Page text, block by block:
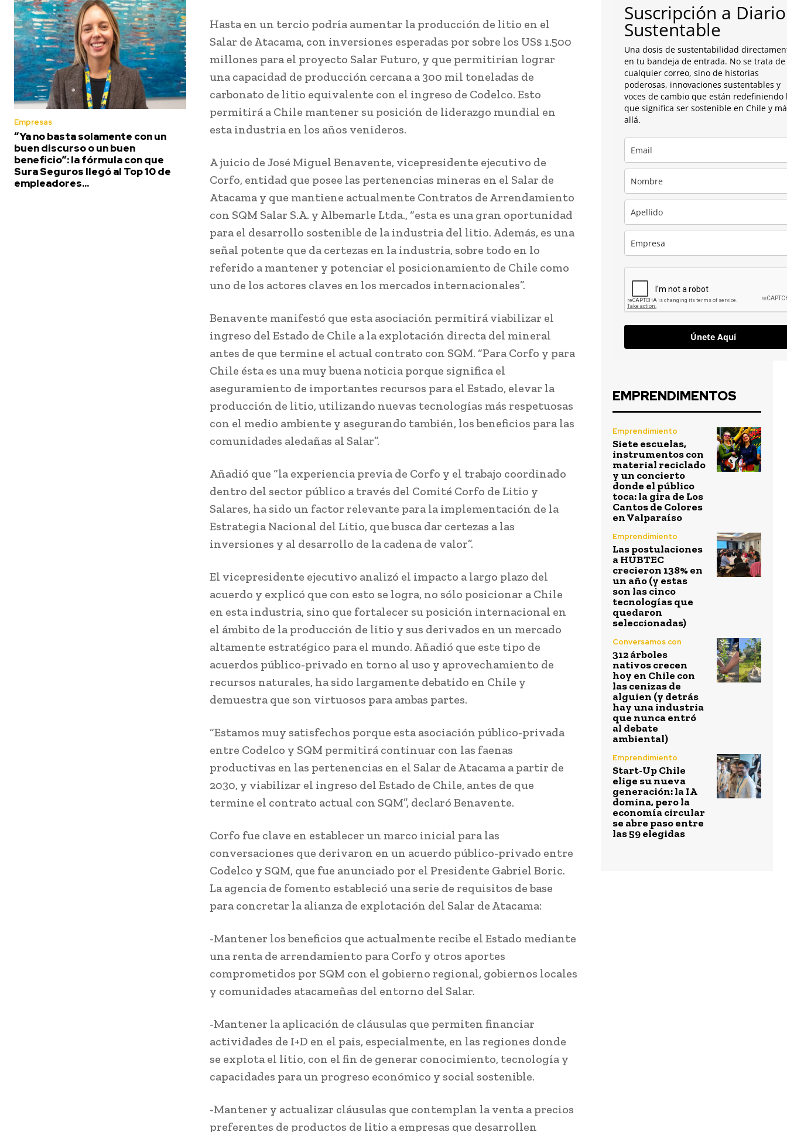
Empresas
“Ya no basta solamente con un
buen discurso o un buen
beneficio”: la fórmula con que
Sura Seguros llegó al Top 10 de
empleadores...
Hasta en un tercio podría aumentar la producción de litio en el
Salar de Atacama, con inversiones esperadas por sobre los US$ 1.500
millones para el proyecto Salar Futuro, y que permitirían lograr
una capacidad de producción cercana a 300 mil toneladas de
carbonato de litio equivalente con el ingreso de Codelco. Esto
permitirá a Chile mantener su posición de liderazgo mundial en
esta industria en los años venideros.
A juicio de José Miguel Benavente, vicepresidente ejecutivo de
Corfo, entidad que posee las pertenencias mineras en el Salar de
Atacama y que mantiene actualmente Contratos de Arrendamiento
con SQM Salar S.A. y Albemarle Ltda., “esta es una gran oportunidad
para el desarrollo sostenible de la industria del litio. Además, es una
señal potente que da certezas en la industria, sobre todo en lo
referido a mantener y potenciar el posicionamiento de Chile como
uno de los actores claves en los mercados internacionales”.
Benavente manifestó que esta asociación permitirá viabilizar el
ingreso del Estado de Chile a la explotación directa del mineral
antes de que termine el actual contrato con SQM. “Para Corfo y para
Chile ésta es una muy buena noticia porque significa el
aseguramiento de importantes recursos para el Estado, elevar la
producción de litio, utilizando nuevas tecnologías más respetuosas
con el medio ambiente y asegurando también, los beneficios para las
comunidades aledañas al Salar”.
Añadió que “la experiencia previa de Corfo y el trabajo coordinado
dentro del sector público a través del Comité Corfo de Litio y
Salares, ha sido un factor relevante para la implementación de la
Estrategia Nacional del Litio, que busca dar certezas a las
inversiones y al desarrollo de la cadena de valor”.
El vicepresidente ejecutivo analizó el impacto a largo plazo del
acuerdo y explicó que con esto se logra, no sólo posicionar a Chile
en esta industria, sino que fortalecer su posición internacional en
el ámbito de la producción de litio y sus derivados en un mercado
altamente estratégico para el mundo. Añadió que este tipo de
acuerdos público-privado en torno al uso y aprovechamiento de
recursos naturales, ha sido largamente debatido en Chile y
demuestra que son virtuosos para ambas partes.
“Estamos muy satisfechos porque esta asociación público-privada
entre Codelco y SQM permitirá continuar con las faenas
productivas en las pertenencias en el Salar de Atacama a partir de
2030, y viabilizar el ingreso del Estado de Chile, antes de que
termine el contrato actual con SQM”, declaró Benavente.
Corfo fue clave en establecer un marco inicial para las
conversaciones que derivaron en un acuerdo público-privado entre
Codelco y SQM, que fue anunciado por el Presidente Gabriel Boric.
La agencia de fomento estableció una serie de requisitos de base
para concretar la alianza de explotación del Salar de Atacama:
-Mantener los beneficios que actualmente recibe el Estado mediante
una renta de arrendamiento para Corfo y otros aportes
comprometidos por SQM con el gobierno regional, gobiernos locales
y comunidades atacameñas del entorno del Salar.
-Mantener la aplicación de cláusulas que permiten financiar
actividades de I+D en el país, especialmente, en las regiones donde
se explota el litio, con el fin de generar conocimiento, tecnología y
capacidades para un progreso económico y social sostenible.
-Mantener y actualizar cláusulas que contemplan la venta a precios
preferentes de productos de litio a empresas que desarrollen
Suscripción a Diario
Sustentable
Una dosis de sustentabilidad
en tu bandeja de entrada. No se trata de
cualquier correo, sino de historias
poderosas, innovaciones sustentables y
voces de cambio que están redefiniendo
que significa ser sostenible en Chile y
allá.
Únete Aquí
EMPRENDIMENTOS
Emprendimiento
Siete escuelas,
instrumentos con
material reciclado
y un concierto
donde el público
toca: la gira de Los
Cantos de Colores
en Valparaíso
Emprendimiento
Las postulaciones
a HUBTEC
crecieron 138% en
un año (y estas
son las cinco
tecnologías que
quedaron
seleccionadas)
Conversamos con
312 árboles
nativos crecen
hoy en Chile con
las cenizas de
alguien (y detrás
hay una industria
que nunca entró
al debate
ambiental)
Emprendimiento
Start-Up Chile
elige su nueva
generación: la IA
domina, pero la
economía circular
se abre paso entre
las 59 elegidas